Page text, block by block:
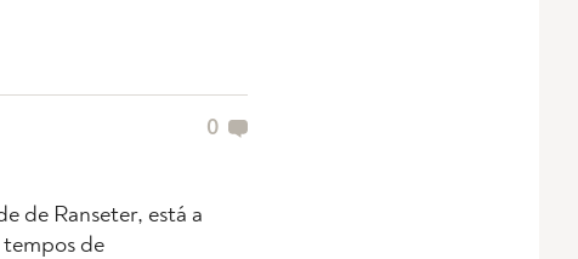
0
de Ranseter, está a
tempos de